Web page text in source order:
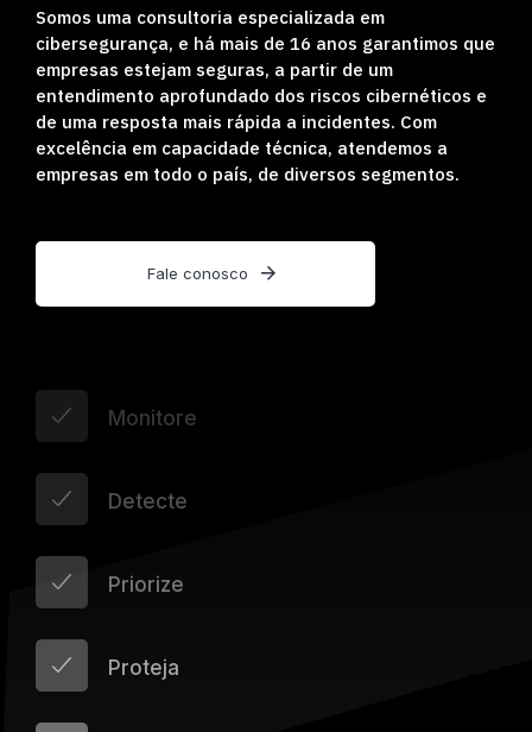
Somos uma consultoria especializada em
cibersegurança, e há mais de 16 anos garantimos que
empresas estejam seguras, a partir de um
entendimento aprofundado dos riscos cibernéticos e
de uma resposta mais rápida a incidentes. Com
excelência em capacidade técnica, atendemos a
empresas em todo o país, de diversos segmentos.
Fale conosco
Monitore
Detecte
Priorize
Proteja